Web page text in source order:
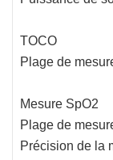
TOCO
Plage de
Mesure SpO2
Plage de
Précision de la